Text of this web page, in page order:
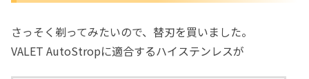
さっそく剃ってみたいので、替刃を買いました。
VALET AutoStropに適合するハイステンレスが